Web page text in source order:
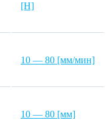
[Н]
10 — 80 [мм/мин]
10 — 80 [мм]